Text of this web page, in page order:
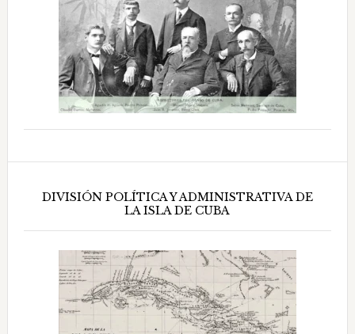
DIVISIÓN POLÍTICA Y ADMINISTRATIVA DE
LA ISLA DE CUBA